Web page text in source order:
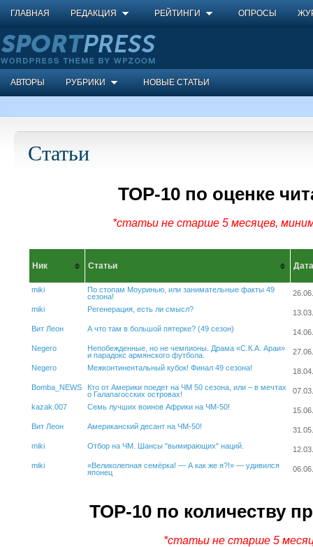
ГЛАВНАЯ РЕДАКЦИЯ РЕЙТИНГИ ОПРОСЫ
АВТОРЫ РУБРИКИ НОВЫЕ СТАТЬИ
Статьи
ТОР-10 по оценке
*статьи не старше 5 месяцев,
Ник Статьи Дата
miki
По стопам Моуринью, или занимательные факты 49
сезона!
miki
Регенерация, есть ли смысл?
Вит Леон
А что там в большой пятерке? (49 сезон)
Negero
Непобежденные, но не чемпионы. Драма «С.К.А. Араи»
и парадокс армянского футбола.
Negero
Межконтинентальный кубок! Финал 49 сезона!
Bomba_NEWS
Кто от Америки поедет на ЧМ 50 сезона, или – в мечтах
о Галапагосских островах!
kazak.007
Семь лучших воинов Африки на ЧМ-50!
Вит Леон
Американский десант на ЧМ-50!
miki
Отбор на ЧМ. Шансы "вымирающих" наций.
miki
«Великолепная семёрка! — А как же я?!» — удивился
японец
ТОР-10 по количеству
*статьи не старше 5